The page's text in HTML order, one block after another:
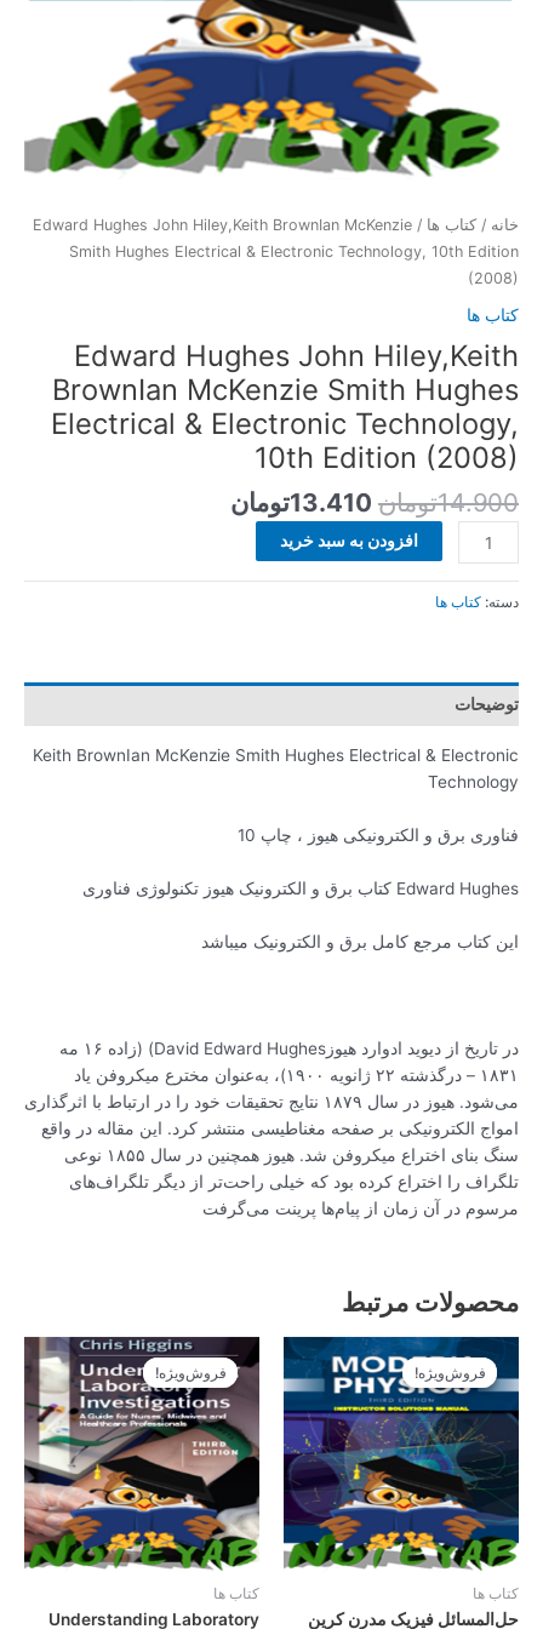
خانه / کتاب ها
/ Edward Hughes John Hiley,Keith BrownIan McKenzie
Smith Hughes Electrical & Electronic Technology, 10th Edition
(2008)
کتاب ها
Edward Hughes John Hiley,Keith
BrownIan McKenzie Smith Hughes
Electrical & Electronic Technology,
10th Edition (2008)
14.900تومان 13.410تومان
عدد
افزودن به سبد خرید
دسته: کتاب ها
توضیحات
Keith BrownIan McKenzie Smith Hughes Electrical & Electronic
Technology
فناوری برق و الکترونیکی هیوز ، چاپ 10
Edward Hughes کتاب برق و الکترونیک هیوز تکنولوژی فناوری
این کتاب مرجع کامل برق و الکترونیک میباشد
در تاریخ از دیوید ادوارد هیوزDavid Edward Hughes) (زاده ۱۶ مه
۱۸۳۱ – درگذشته ۲۲ ژانویه ۱۹۰۰)، به‌عنوان مخترع میکروفن یاد
می‌شود. هیوز در سال ۱۸۷۹ نتایج تحقیقات خود را در ارتباط با اثرگذاری
امواج الکترونیکی بر صفحه مغناطیسی منتشر کرد. این مقاله در واقع
سنگ بنای اختراع میکروفن شد. هیوز همچنین در سال ۱۸۵۵ نوعی
تلگراف را اختراع کرده بود که خیلی راحت‌تر از دیگر تلگراف‌های
مرسوم در آن زمان از پیام‌ها پرینت می‌گرفت
محصولات مرتبط
فروش‌ویژه!
فروش‌ویژه!
کتاب ها
حل‌المسائل فیزیک مدرن کرین
قیمت
اصلی
14.900تومان
بود.
قیمت
فعلی
13.410تومان
است.
فروش‌ویژه!
فروش‌ویژه!
کتاب ها
Understanding Laboratory
قیمت
اصلی
14.900تومان
بود.
قیمت
فعلی
13.410تومان
است.